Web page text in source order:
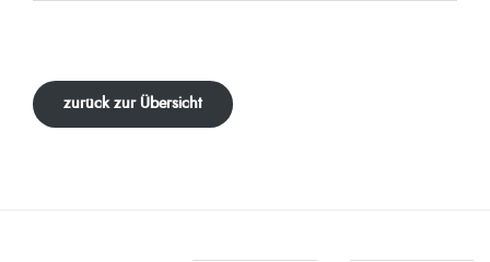
zurück zur Übersicht